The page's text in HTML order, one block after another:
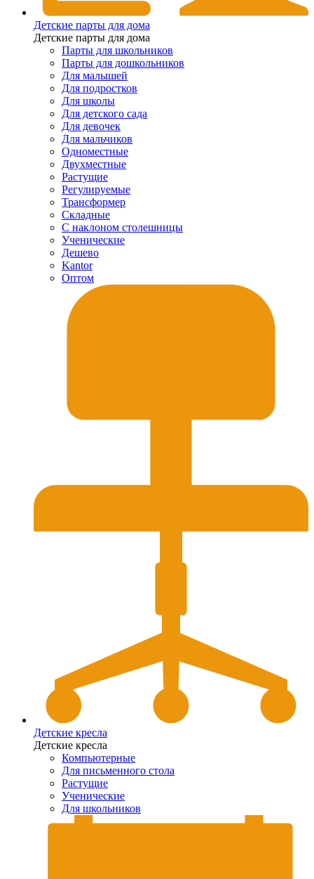
Детские парты для дома
Детские парты для дома
Парты для школьников
Парты для дошкольников
Для малышей
Для подростков
Для школы
Для детского сада
Для девочек
Для мальчиков
Одноместные
Двухместные
Растущие
Регулируемые
Трансформер
Складные
С наклоном столешницы
Ученические
Дешево
Kantor
Оптом
Детские кресла
Детские кресла
Компьютерные
Для письменного стола
Растущие
Ученические
Для школьников